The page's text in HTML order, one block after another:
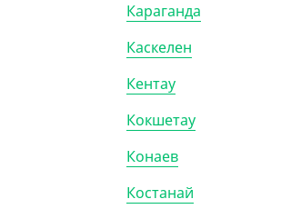
Караганда
Каскелен
Кентау
Кокшетау
Конаев
Костанай